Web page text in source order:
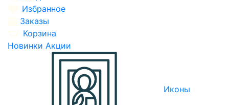
Избранное
Заказы
Корзина
Новинки Акции
Иконы